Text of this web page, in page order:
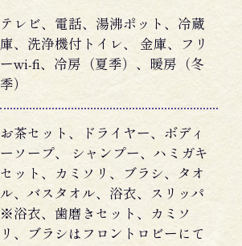
テレビ、電話、湯沸ポット、冷蔵
庫、洗浄機付トイレ、 金庫、フリ
ーwi-fi、冷房（夏季）、暖房（冬
季）
お茶セット、ドライヤー、ボディ
ーソープ、 シャンプー、ハミガキ
セット、カミソリ、ブラシ、タオ
ル、バスタオル、浴衣、スリッパ
※浴衣、歯磨きセット、カミソ
リ、ブラシはフロントロビーにて